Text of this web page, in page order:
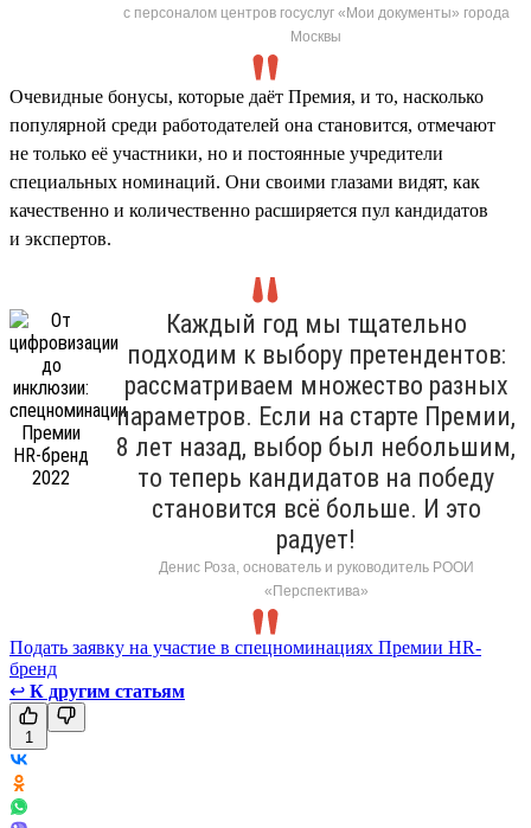
с персоналом центров госуслуг «Мои документы» города
Москвы
Очевидные бонусы, которые даёт Премия, и то, насколько
популярной среди работодателей она становится, отмечают
не только её участники, но и постоянные учредители
специальных номинаций. Они своими глазами видят, как
качественно и количественно расширяется пул кандидатов
и экспертов.
Каждый год мы тщательно
подходим к выбору претендентов:
рассматриваем множество разных
параметров. Если на старте Премии,
8 лет назад, выбор был небольшим,
то теперь кандидатов на победу
становится всё больше. И это
радует!
Денис Роза, основатель и руководитель РООИ
«Перспектива»
Подать заявку на участие в спецноминациях Премии HR-
бренд
↩ К другим статьям
1